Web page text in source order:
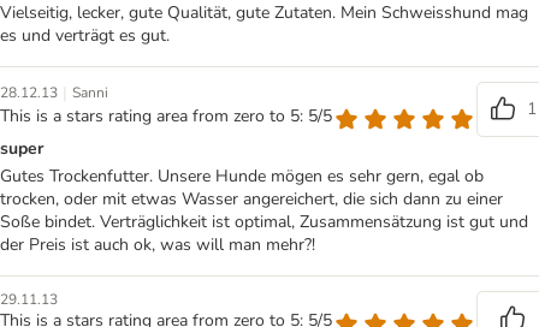
Vielseitig, lecker, gute Qualität, gute Zutaten. Mein Schweisshund mag
es und verträgt es gut.
28.12.13 | Sanni
This is a stars rating area from zero to 5: 5/5
1
super
Gutes Trockenfutter. Unsere Hunde mögen es sehr gern, egal ob
trocken, oder mit etwas Wasser angereichert, die sich dann zu einer
Soße bindet. Verträglichkeit ist optimal, Zusammensätzung ist gut und
der Preis ist auch ok, was will man mehr?!
29.11.13
This is a stars rating area from zero to 5: 5/5